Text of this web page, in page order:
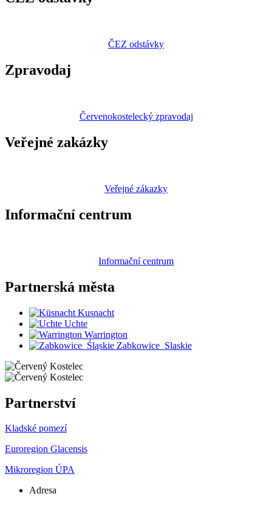
ČEZ odstávky
Zpravodaj
Červenokostelecký zpravodaj
Veřejné zakázky
Veřejné zákazky
Informační centrum
Informační centrum
Partnerská města
Kusnacht
Uchte
Warrington
Zabkowice_Slaskie
Partnerství
Kladské pomezí
Euroregion Glacensis
Mikroregion ÚPA
Adresa